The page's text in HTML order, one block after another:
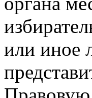
или иное